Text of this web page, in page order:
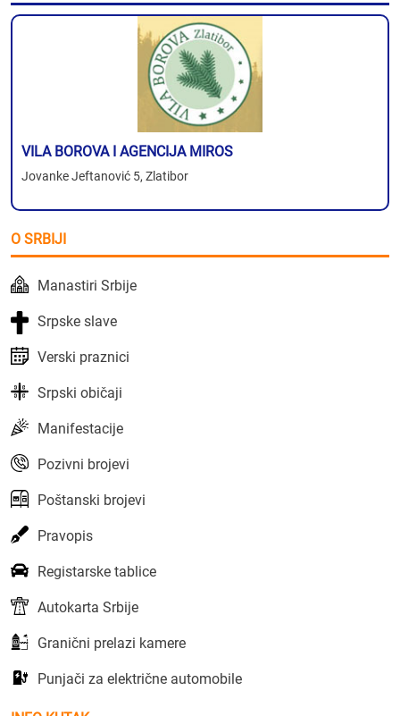
VILA BOROVA I AGENCIJA MIROS
Jovanke Jeftanović 5, Zlatibor
O SRBIJI
Manastiri Srbije
Srpske slave
Verski praznici
Srpski običaji
Manifestacije
Pozivni brojevi
Poštanski brojevi
Pravopis
Registarske tablice
Autokarta Srbije
Granični prelazi kamere
Punjači za električne automobile